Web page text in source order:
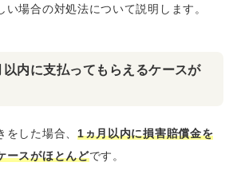
い場合の対処法について説明します。
内に支払ってもらえるケースが
した場合、 1ヵ月以内に損害賠償金を
ースがほとんどです。